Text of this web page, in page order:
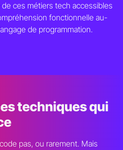
ces métiers tech accessibles
fonctionnelle au-
de programmation.
techniques qui
pas, ou rarement. Mais